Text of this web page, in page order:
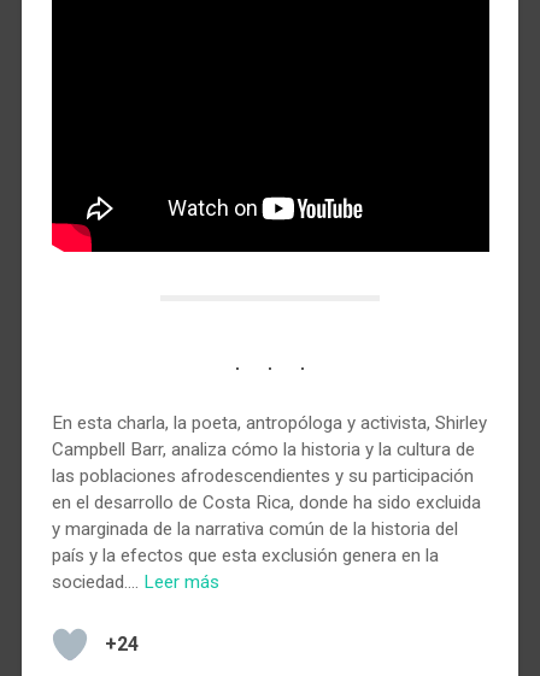
En esta charla, la poeta, antropóloga y activista, Shirley
Campbell Barr, analiza cómo la historia y la cultura de
las poblaciones afrodescendientes y su participación
en el desarrollo de Costa Rica, donde ha sido excluida
y marginada de la narrativa común de la historia del
país y la efectos que esta exclusión genera en la
sociedad.… Leer más
+24